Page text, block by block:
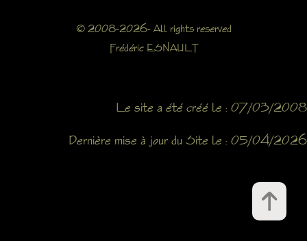
© 2008-2026- All rights reserved
Frédéric ESNAULT
Le site a été créé le : 07/03/2008
Dernière mise à jour du Site le : 05/04/2026
ï